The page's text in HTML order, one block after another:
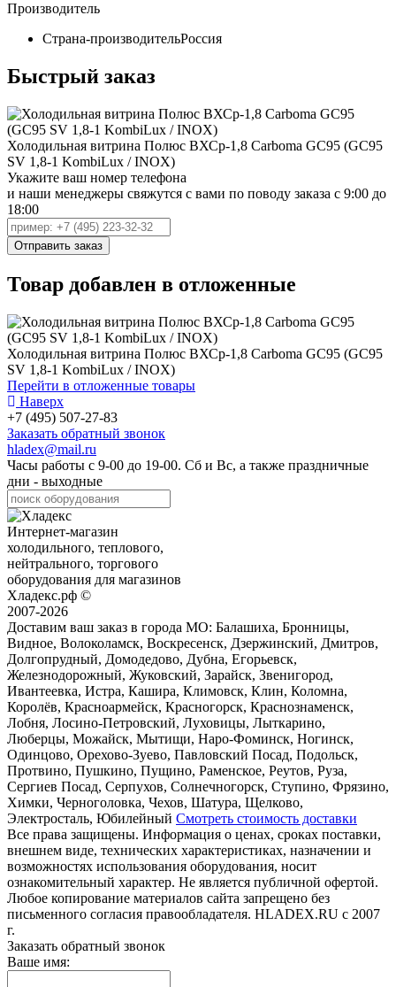
Производитель
Страна-производительРоссия
Быстрый заказ
Холодильная витрина Полюс ВХСр-1,8 Carboma GC95 (GC95
SV 1,8-1 KombiLux / INOX)
Укажите ваш номер телефона
и наши менеджеры свяжутся с вами по поводу заказа с 9:00 до
18:00
Товар добавлен в отложенные
Холодильная витрина Полюс ВХСр-1,8 Carboma GC95 (GC95
SV 1,8-1 KombiLux / INOX)
Перейти в отложенные товары
Наверх
+7 (495) 507-27-83
Заказать обратный звонок
hladex@mail.ru
Часы работы с 9-00 до 19-00. Сб и Вс, а также праздничные
дни - выходные
Интернет-магазин
холодильного, теплового,
нейтрального, торгового
оборудования для магазинов
Хладекс.рф ©
2007-2026
Доставим ваш заказ в города МО: Балашиха, Бронницы,
Видное, Волоколамск, Воскресенск, Дзержинский, Дмитров,
Долгопрудный, Домодедово, Дубна, Егорьевск,
Железнодорожный, Жуковский, Зарайск, Звенигород,
Ивантеевка, Истра, Кашира, Климовск, Клин, Коломна,
Королёв, Красноармейск, Красногорск, Краснознаменск,
Лобня, Лосино-Петровский, Луховицы, Лыткарино,
Люберцы, Можайск, Мытищи, Наро-Фоминск, Ногинск,
Одинцово, Орехово-Зуево, Павловский Посад, Подольск,
Протвино, Пушкино, Пущино, Раменское, Реутов, Руза,
Сергиев Посад, Серпухов, Солнечногорск, Ступино, Фрязино,
Химки, Черноголовка, Чехов, Шатура, Щелково,
Электросталь, Юбилейный Смотреть стоимость доставки
Все права защищены. Информация о ценах, сроках поставки,
внешнем виде, технических характеристиках, назначении и
возможностях использования оборудования, носит
ознакомительный характер. Не является публичной офертой.
Любое копирование материалов сайта запрещено без
письменного согласия правообладателя. HLADEX.RU c 2007
г.
Заказать обратный звонок
Ваше имя: